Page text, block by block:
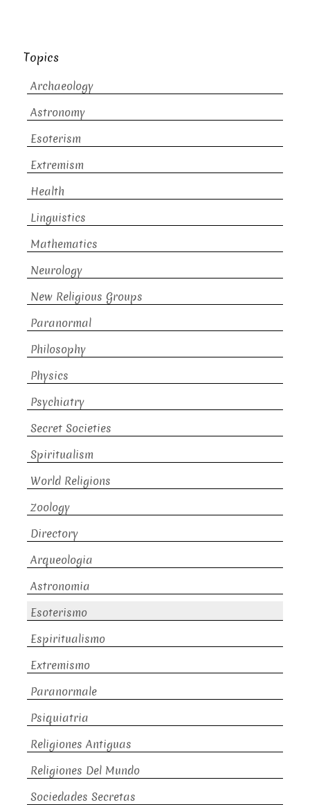
Topics
Archaeology
Astronomy
Esoterism
Extremism
Health
Linguistics
Mathematics
Neurology
New Religious Groups
Paranormal
Philosophy
Physics
Psychiatry
Secret Societies
Spiritualism
World Religions
Zoology
Directory
Arqueologia
Astronomia
Esoterismo
Espiritualismo
Extremismo
Paranormale
Psiquiatria
Religiones Antiguas
Religiones Del Mundo
Sociedades Secretas